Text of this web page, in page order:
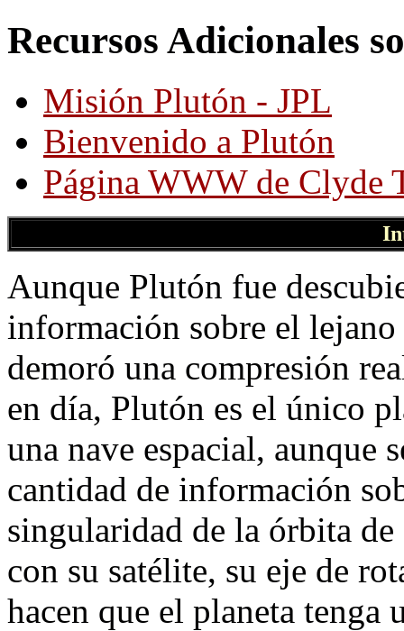
Recursos Adicionales
Misión Plutón - JPL
Bienvenido a Plutón
Página WWW de Clyde
Aunque Plutón fue
información sobre el
demoró una compresión
en día, Plutón es el único
una nave espacial, aunque
cantidad de información
singularidad de la órbita
con su satélite, su eje de
hacen que el planeta tenga